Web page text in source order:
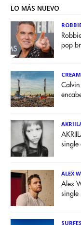
LO MÁS NUEVO
pop
single
ALEX
Alex
single